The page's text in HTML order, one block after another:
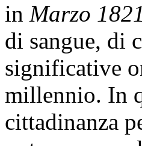
in Marzo 1821
di sangue, di
significative
millennio. In
cittadinanza